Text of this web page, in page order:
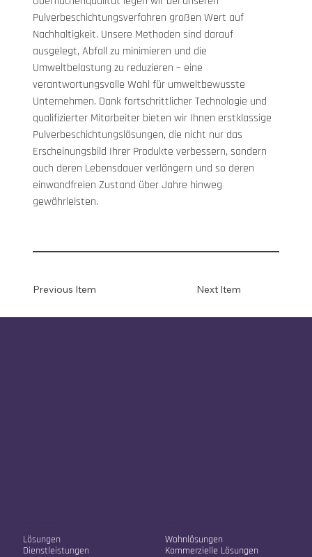
Pulverbeschichtungsverfahren großen Wert auf
Nachhaltigkeit. Unsere Methoden sind darauf
ausgelegt, Abfall zu minimieren und die
Umweltbelastung zu reduzieren – eine
verantwortungsvolle Wahl für umweltbewusste
Unternehmen. Dank fortschrittlicher Technologie und
qualifizierter Mitarbeiter bieten wir Ihnen erstklassige
Pulverbeschichtungslösungen, die nicht nur das
Erscheinungsbild Ihrer Produkte verbessern, sondern
auch deren Lebensdauer verlängern und so deren
einwandfreien Zustand über Jahre hinweg
gewährleisten.
Next Item
Previous Item
Lösungen
Dienstleistungen
Wohnlösungen
Kommerzielle Lösungen